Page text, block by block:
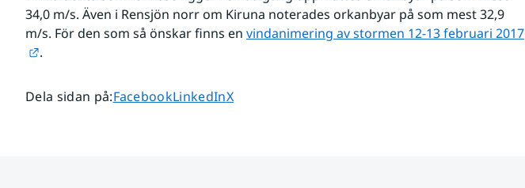
34,0 m/s. Även i Rensjön norr om Kiruna noterades orkanbyar på som mest 32,9
m/s. För den som så önskar finns en vindanimering av stormen 12-13 februari 2017
Länk till annan webbplats.
.
Dela sidan på:Dela sidan på
FacebookDela sidan på
LinkedInDela sidan på
X